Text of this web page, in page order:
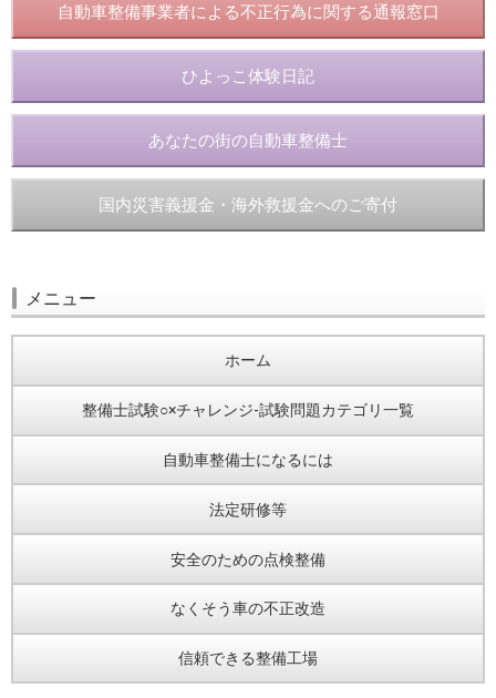
自動車整備事業者による不正行為に関する通報窓口
ひよっこ体験日記
あなたの街の自動車整備士
国内災害義援金・海外救援金へのご寄付
メニュー
ホーム
整備士試験○×チャレンジ-試験問題カテゴリ一覧
自動車整備士になるには
法定研修等
安全のための点検整備
なくそう車の不正改造
信頼できる整備工場